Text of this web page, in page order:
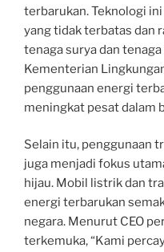
terbarukan. Teknologi
yang tidak terbatas dan
tenaga surya dan
Kementerian
penggunaan energi
meningkat pesat dalam
Selain itu, penggunaan
juga menjadi fokus
hijau. Mobil listrik dan
energi terbarukan
negara. Menurut CEO
terkemuka, “Kami